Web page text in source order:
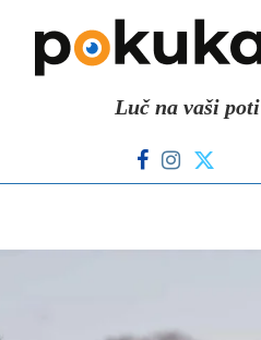
Luč na vaši poti